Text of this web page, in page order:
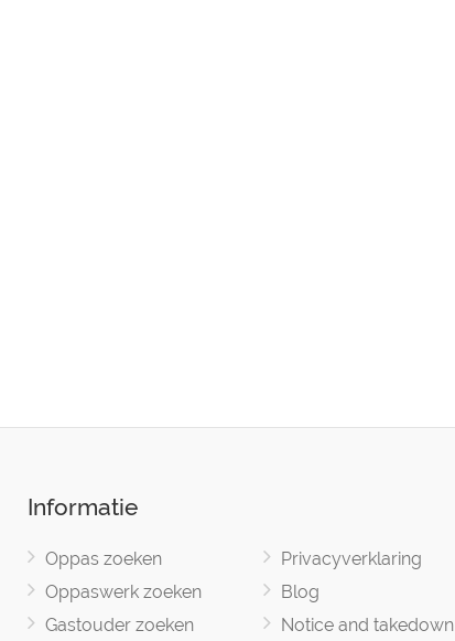
Informatie
Oppas zoeken
Oppaswerk zoeken
Gastouder zoeken
Privacyverklaring
Blog
Notice and takedown